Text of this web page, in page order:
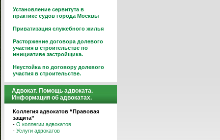
Установление сервитута в
практике судов города Москвы
Приватизация служебного жилья
Расторжение договора долевого
участия в строительстве по
инициативе застройщика.
Неустойка по договору долевого
участия в строительстве.
Адвокат. Помощь адвоката.
Информация об адвокатах.
Коллегия адвокатов “Правовая
защита”
- О коллегии адвокатов
- Услуги адвокатов